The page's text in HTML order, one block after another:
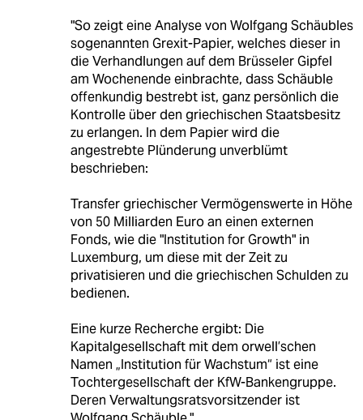
"So zeigt eine Analyse von Wolfgang Schäubles
sogenannten Grexit-Papier, welches dieser in
die Verhandlungen auf dem Brüsseler Gipfel
am Wochenende einbrachte, dass Schäuble
offenkundig bestrebt ist, ganz persönlich die
Kontrolle über den griechischen Staatsbesitz
zu erlangen. In dem Papier wird die
angestrebte Plünderung unverblümt
beschrieben:
Transfer griechischer Vermögenswerte in Höhe
von 50 Milliarden Euro an einen externen
Fonds, wie die "Institution for Growth" in
Luxemburg, um diese mit der Zeit zu
privatisieren und die griechischen Schulden zu
bedienen.
Eine kurze Recherche ergibt: Die
Kapitalgesellschaft mit dem orwell’schen
Namen „Institution für Wachstum“ ist eine
Tochtergesellschaft der KfW-Bankengruppe.
Deren Verwaltungsratsvorsitzender ist